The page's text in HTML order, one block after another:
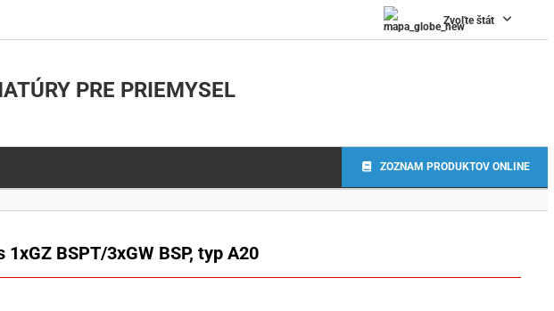
Zvoľte štát
PRE PRIEMYSEL
ZOZNAM PRODUKTOV ONLINE
BSPT/3xGW BSP, typ A20